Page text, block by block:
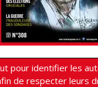
pour identifier les
de respecter leurs